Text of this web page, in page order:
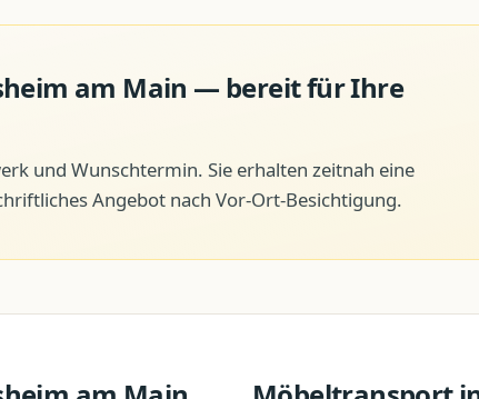
am Main — bereit für Ihre
und Wunschtermin. Sie erhalten zeitnah eine
Angebot nach Vor-Ort-Besichtigung.